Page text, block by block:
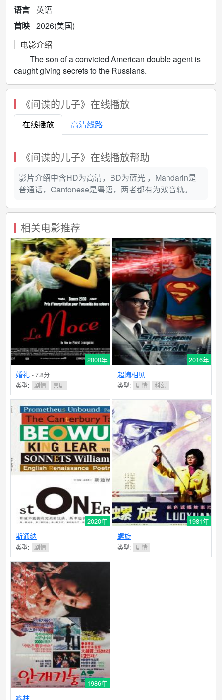
语言
英语
首映 2026(美国)
电影介绍
The son of a convicted American double agent is
caught giving secrets to the Russians.
《间谍的儿子》在线播放
在线播放 高清线路
《间谍的儿子》在线播放帮助
影片介绍中含HD为高清，BD为蓝光 ，Mandarin是
普通话，Cantonese是粤语，两者都有为双音轨。
相关电影推荐
2000年
婚礼 - 7.8分
类型: 剧情 喜剧
2016年
超蝙相见
类型: 剧情 科幻
2020年
斯通纳
类型: 剧情
1981年
螺旋
类型: 剧情
1986年
雾柱